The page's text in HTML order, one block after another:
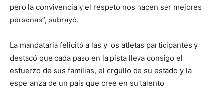
pero la convivencia y el respeto nos hacen ser mejores
personas”, subrayó.
La mandataria felicitó a las y los atletas participantes y
destacó que cada paso en la pista lleva consigo el
esfuerzo de sus familias, el orgullo de su estado y la
esperanza de un país que cree en su talento.